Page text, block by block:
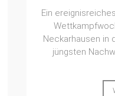
Ein
Neckarhausen in
jüngsten